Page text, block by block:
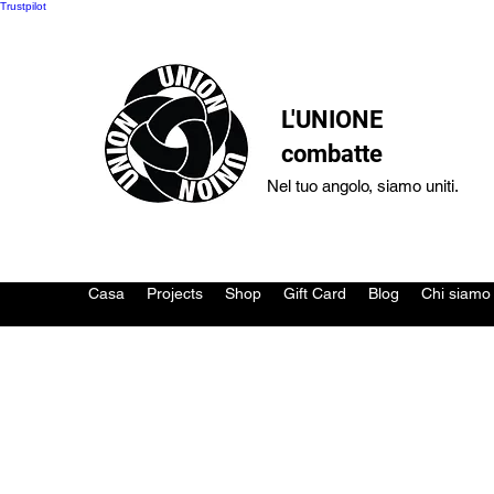
Trustpilot
L'UNIONE
combatte
Nel tuo angolo, siamo uniti.
Casa Projects Shop Gift Card Blog Chi siamo